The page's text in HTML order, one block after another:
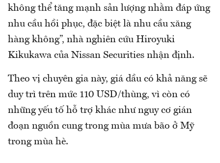
không thể tăng mạnh sản lượng nhằm đáp ứng
nhu cầu hồi phục, đặc biệt là nhu cầu xăng
hàng không”, nhà nghiên cứu Hiroyuki
Kikukawa của Nissan Securities nhận định.
Theo vị chuyên gia này, giá dầu có khả năng sẽ
duy trì trên mức 110 USD/thùng, vì còn có
những yếu tố hỗ trợ khác như nguy cơ gián
đoạn nguồn cung trong mùa mưa bão ở Mỹ
trong mùa hè.